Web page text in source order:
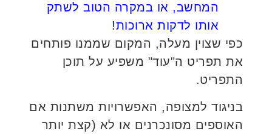
המחשב, או במקרה הטוב לשתק
אותו לדקות ארוכות!
כפי שצוין מעלה, המקום שממנו פותחים
את תפריט ה"עוד" משפיע על תוכן
התפריט.
בניגוד למצופה, האפשרויות משתנות אם
האוספים מסונכרנים או לא (קצת יותר